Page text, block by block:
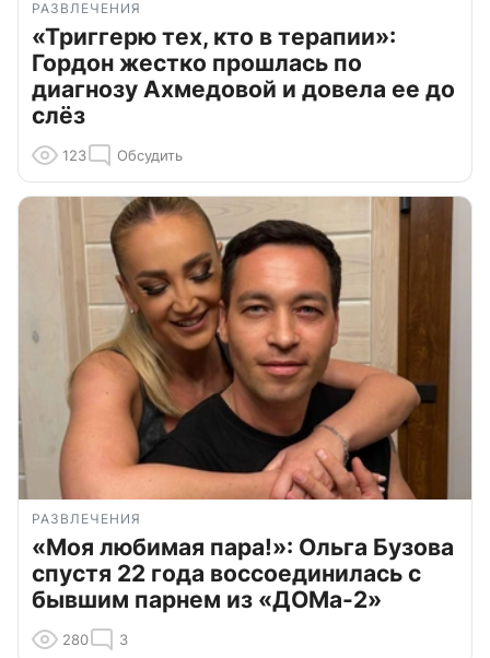
РАЗВЛЕЧЕНИЯ
«Триггерю тех, кто в терапии»:
Гордон жестко прошлась по
диагнозу Ахмедовой и довела ее до
слёз
123 Обсудить
РАЗВЛЕЧЕНИЯ
«Моя любимая пара!»: Ольга Бузова
спустя 22 года воссоединилась с
бывшим парнем из «ДОМа-2»
280 3